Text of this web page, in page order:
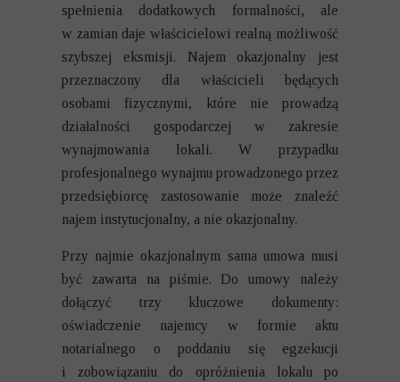
spełnienia dodatkowych formalności, ale
w zamian daje właścicielowi realną możliwość
szybszej eksmisji. Najem okazjonalny jest
przeznaczony dla właścicieli będących
osobami fizycznymi, które nie prowadzą
działalności gospodarczej w zakresie
wynajmowania lokali. W przypadku
profesjonalnego wynajmu prowadzonego przez
przedsiębiorcę zastosowanie może znaleźć
najem instytucjonalny, a nie okazjonalny.
Przy najmie okazjonalnym sama umowa musi
być zawarta na piśmie. Do umowy należy
dołączyć trzy kluczowe dokumenty:
oświadczenie najemcy w formie aktu
notarialnego o poddaniu się egzekucji
i zobowiązaniu do opróżnienia lokalu po